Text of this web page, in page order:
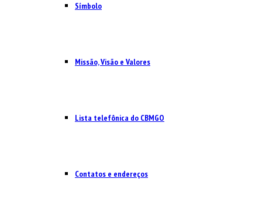
Símbolo
Missão, Visão e Valores
Lista telefônica do CBMGO
Contatos e endereços